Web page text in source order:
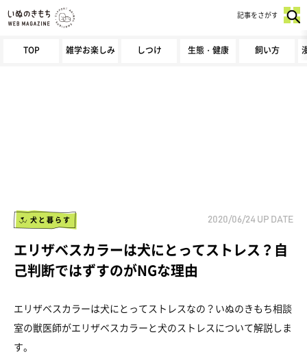
TOP 雑学お楽しみ しつけ 生態・健康 飼い方
記事をさがす
犬と暮らす 2020/06/24 UP DATE
エリザベスカラーは犬にとってストレス？自
己判断ではずすのがNGな理由
エリザベスカラーは犬にとってストレスなの？いぬのきもち相談
室の獣医師がエリザベスカラーと犬のストレスについて解説しま
す。